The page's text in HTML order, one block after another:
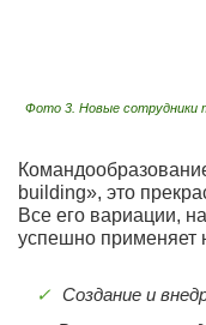
Фото 3. Новые сотрудники
building», это
Все его вариации,
успешно применяет
Создание и